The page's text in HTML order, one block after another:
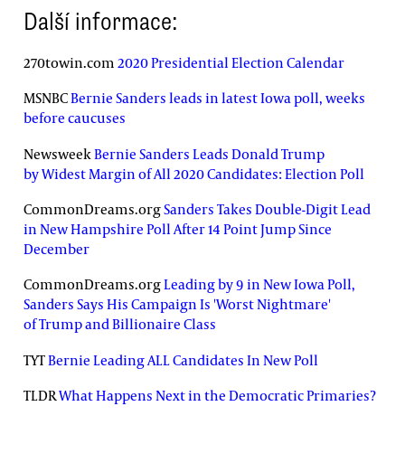
Další informace:
270towin.com 2020 Presidential Election Calendar
MSNBCBernie Sanders leads in latest Iowa poll, weeks
before caucuses
NewsweekBernie Sanders Leads Donald Trump
by Widest Margin of All 2020 Candidates: Election Poll
CommonDreams.orgSanders Takes Double-Digit Lead
in New Hampshire Poll After 14 Point Jump Since
December
CommonDreams.orgLeading by 9 in New Iowa Poll,
Sanders Says His Campaign Is 'Worst Nightmare'
of Trump and Billionaire Class
TYTBernie Leading ALL Candidates In New Poll
TLDRWhat Happens Next in the Democratic Primaries?